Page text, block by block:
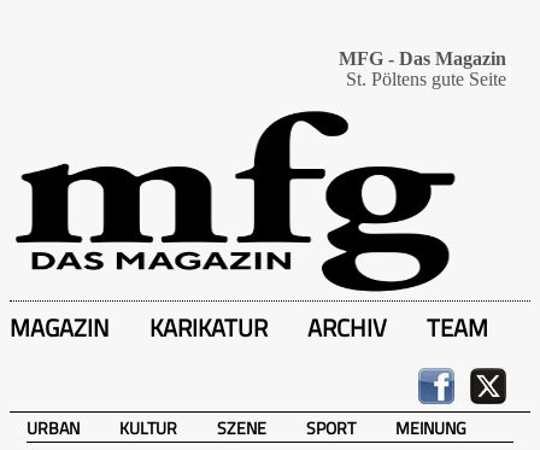
MFG - Das Magazin
St. Pöltens gute Seite
MAGAZIN KARIKATUR ARCHIV TEAM
URBAN KULTUR SZENE SPORT MEINUNG